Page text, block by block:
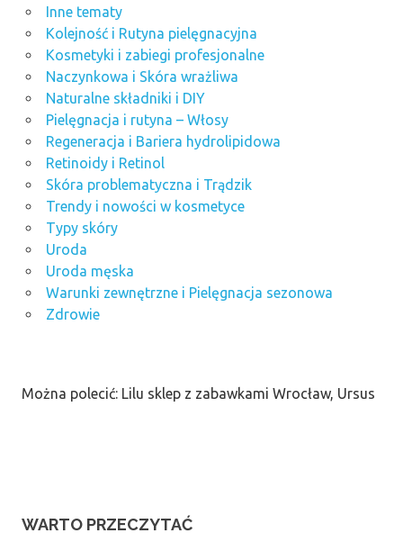
Inne tematy
Kolejność i Rutyna pielęgnacyjna
Kosmetyki i zabiegi profesjonalne
Naczynkowa i Skóra wrażliwa
Naturalne składniki i DIY
Pielęgnacja i rutyna – Włosy
Regeneracja i Bariera hydrolipidowa
Retinoidy i Retinol
Skóra problematyczna i Trądzik
Trendy i nowości w kosmetyce
Typy skóry
Uroda
Uroda męska
Warunki zewnętrzne i Pielęgnacja sezonowa
Zdrowie
Można polecić: Lilu sklep z zabawkami Wrocław, Ursus
WARTO PRZECZYTAĆ